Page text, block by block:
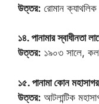
উত্তর: রোমান ক্যাথলিক
১৪. পানামার স্বাধীনতা
উত্তর: ১৯০৩ সালে,
১৫. পানামা কোন মহাসাগর
উত্তর: আটলান্টিক